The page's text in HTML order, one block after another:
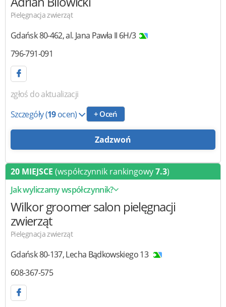
Pielęgnacja zwierząt
Gdańsk80-462,al. Jana Pawła II 6H/3
796-791-091
zgłoś do aktualizacji
Szczegóły(19ocen) + Oceń
Zadzwoń
20 MIEJSCE (współczynnik rankingowy7.3)
Jak wyliczamy współczynnik?
Wilkor groomersalon pielęgnacji
zwierząt
Pielęgnacja zwierząt
Gdańsk80-137,Lecha Bądkowskiego 13
608-367-575